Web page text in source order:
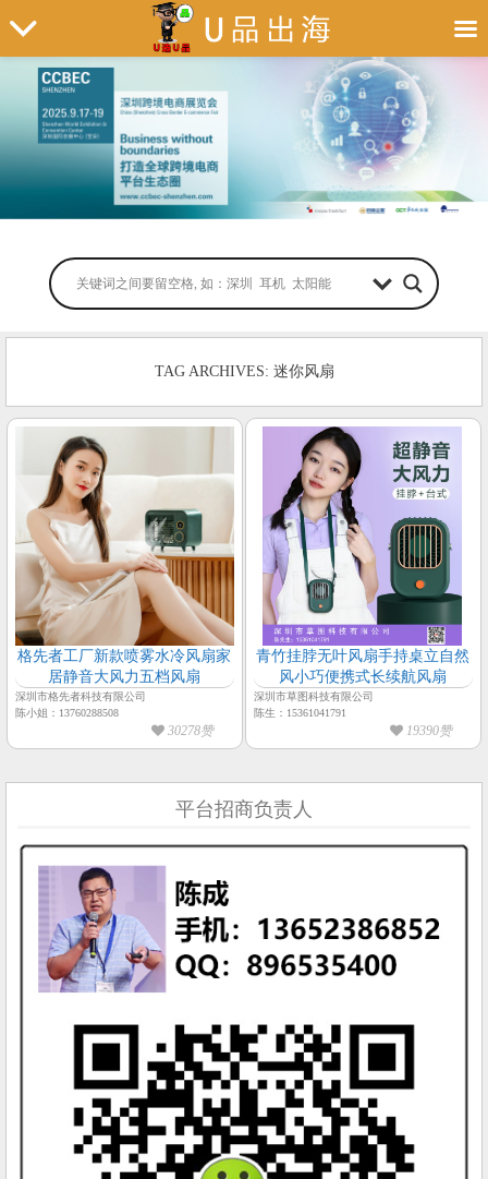
TAG ARCHIVES: 迷你风扇
格先者工厂新款喷雾水冷风扇家
居静音大风力五档风扇
深圳市格先者科技有限公司
陈小姐：13760288508
30278赞
青竹挂脖无叶风扇手持桌立自然
风小巧便携式长续航风扇
深圳市草图科技有限公司
陈生：15361041791
19390赞
平台招商负责人